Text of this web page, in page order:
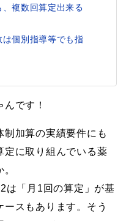
複数回算定出来る
個別指導等でも指
です！
制加算の実績要件にも
定に取り組んでいる薬
は「月1回の算定」が基
スもあります。そう